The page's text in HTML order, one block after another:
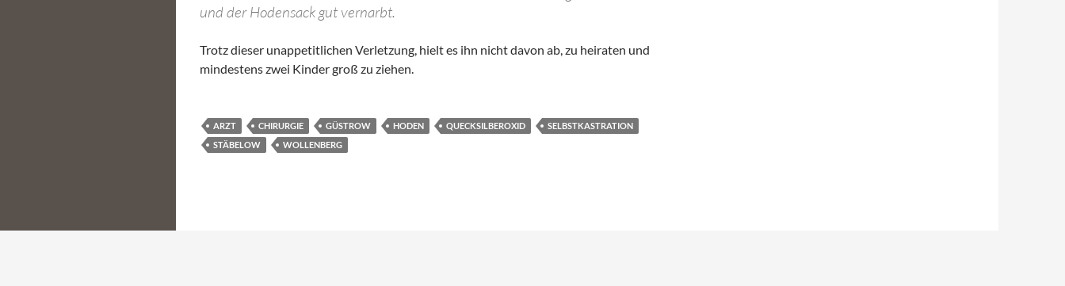
und der Hodensack gut vernarbt.
Trotz dieser unappetitlichen Verletzung, hielt es ihn nicht davon ab, zu heiraten und
mindestens zwei Kinder groß zu ziehen.
ARZT CHIRURGIE GÜSTROW HODEN QUECKSILBEROXID
SELBSTKASTRATION
STÄBELOW
WOLLENBERG